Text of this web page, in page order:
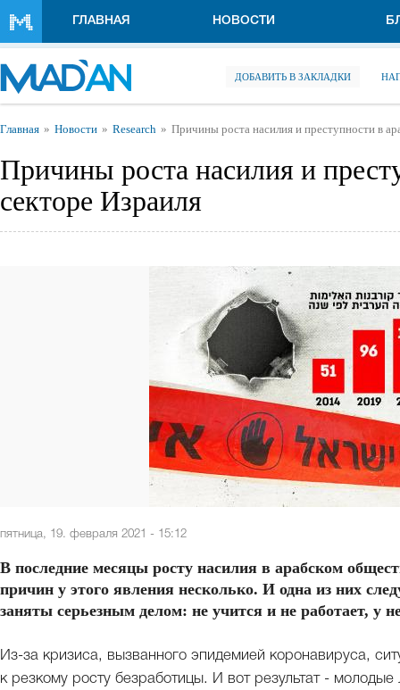
ГЛАВНАЯ НОВОСТИ
ДОБАВИТЬ В ЗАКЛАДКИ
Вы здесь
Главная Новости Research Причины роста насилия и преступности в
Причины роста насилия и
секторе Израиля
пятница, 19. февраля 2021 - 15:12
В последние месяцы росту насилия в арабском
причин у этого явления несколько. И одна из них
заняты серьезным делом: не учится и не работает, у
Из-за кризиса, вызванного эпидемией коронавируса,
к резкому росту безработицы. И вот результат -